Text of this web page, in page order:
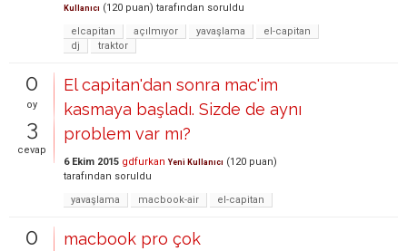
Kullanıcı (120 puan) tarafından soruldu
elcapitan
açılmıyor yavaşlama
el-capitan
dj
traktor
0
oy
3
cevap
El capitan'dan sonra mac'im
kasmaya başladı. Sizde de aynı
problem var mı?
6 Ekim 2015 gdfurkan Yeni Kullanıcı (120 puan)
tarafından soruldu
yavaşlama
macbook-air el-capitan
0
macbook pro çok